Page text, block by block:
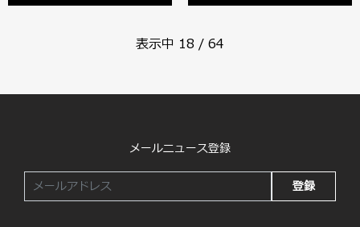
表示中 18 / 64
メールニュース登録
登録